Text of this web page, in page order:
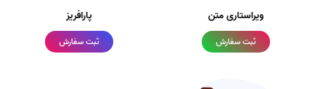
ویراستاری متن
ثبت سفارش
پارافریز
ثبت سفارش